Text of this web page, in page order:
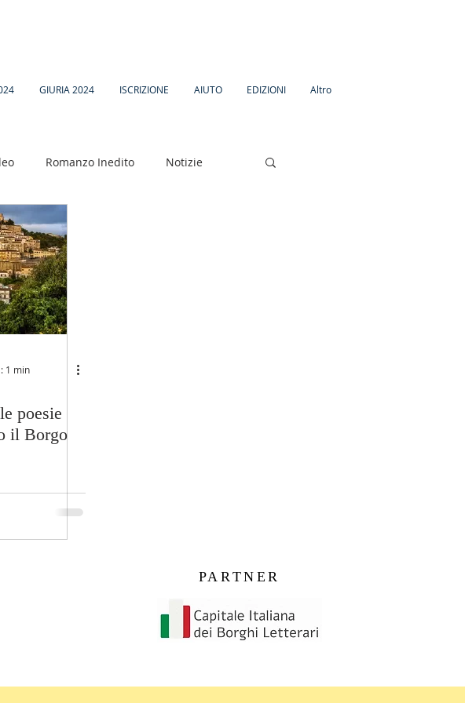
GIURIA 2024 ISCRIZIONE AIUTO EDIZIONI Altro
Romanzo Inedito Notizie
1 min
poesie
il Borgo
PARTNER